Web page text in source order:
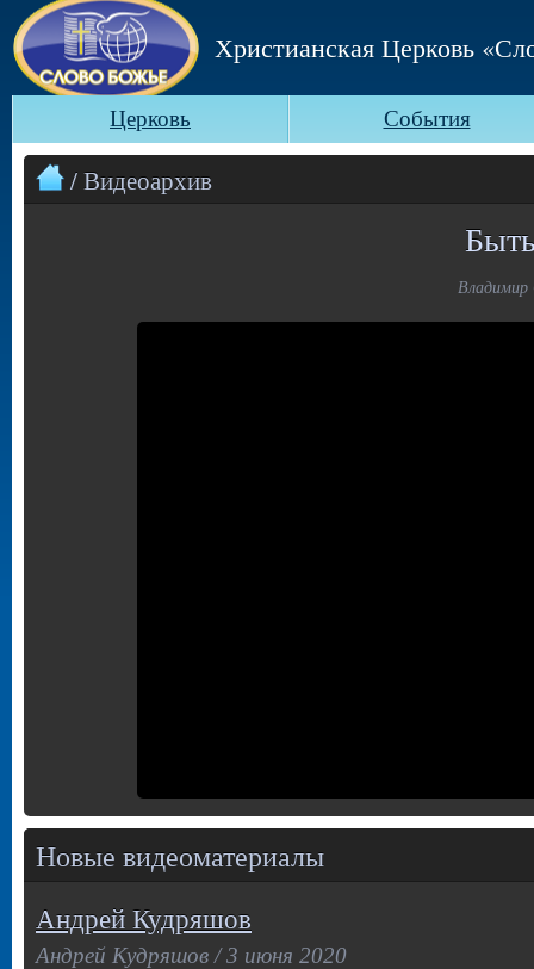
Христианская Церковь
Церковь События
/ Видеоархив
Владимир
Новые видеоматериалы
Андрей Кудряшов
Андрей Кудряшов / 3 июня 2020